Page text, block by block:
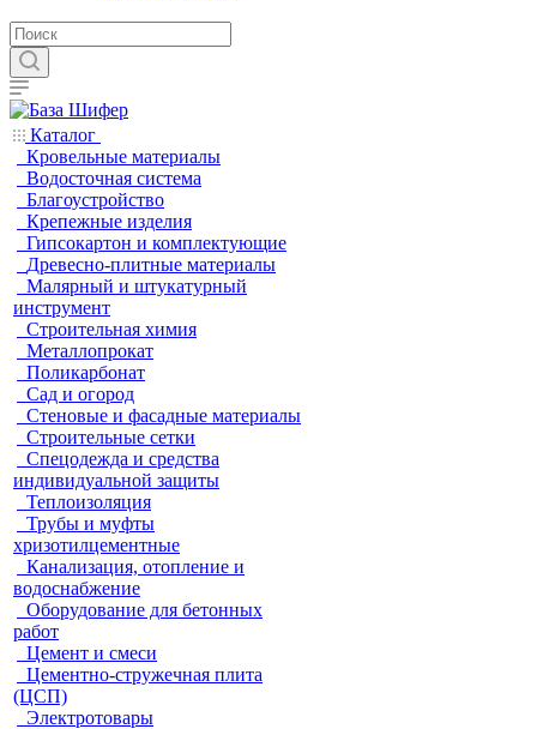
Каталог
Кровельные материалы
Водосточная система
Благоустройство
Крепежные изделия
Гипсокартон и комплектующие
Древесно-плитные материалы
Малярный и штукатурный
инструмент
Строительная химия
Металлопрокат
Поликарбонат
Сад и огород
Стеновые и фасадные материалы
Строительные сетки
Спецодежда и средства
индивидуальной защиты
Теплоизоляция
Трубы и муфты
хризотилцементные
Канализация, отопление и
водоснабжение
Оборудование для бетонных
работ
Цемент и смеси
Цементно-стружечная плита
(ЦСП)
Электротовары